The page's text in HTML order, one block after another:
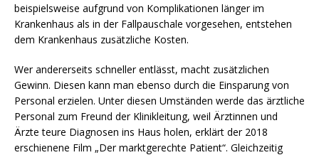
beispielsweise aufgrund von Komplikationen länger im
Krankenhaus als in der Fallpauschale vorgesehen, entstehen
dem Krankenhaus zusätzliche Kosten.
Wer andererseits schneller entlässt, macht zusätzlichen
Gewinn. Diesen kann man ebenso durch die Einsparung von
Personal erzielen. Unter diesen Umständen werde das ärztliche
Personal zum Freund der Klinikleitung, weil Ärztinnen und
Ärzte teure Diagnosen ins Haus holen, erklärt der 2018
erschienene Film „Der marktgerechte Patient“. Gleichzeitig